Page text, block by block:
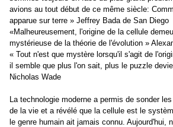
avions au tout début de ce même siècle:
apparue sur terre » Jeffrey Bada de San Diego
«Malheureusement, l'origine de la cellule
mystérieuse de la théorie de l'évolution »
« Tout n'est que mystère lorsqu'il s'agit de
il semble que plus l'on sait, plus le puzzle
Nicholas Wade
La technologie moderne a permis de sonder
de la vie et a révélé que la cellule est le
le genre humain ait jamais connu. Aujourd'hui,